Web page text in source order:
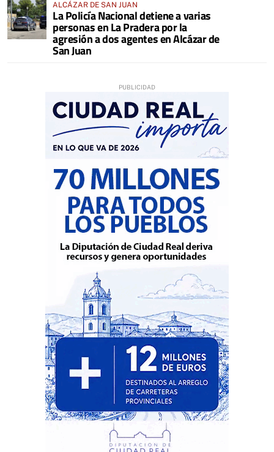
ALCÁZAR DE SAN JUAN
La Policía Nacional detiene a varias
personas en La Pradera por la
agresión a dos agentes en Alcázar de
San Juan